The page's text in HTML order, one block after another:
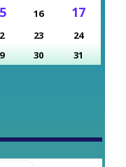
16 17
23
24
30 31